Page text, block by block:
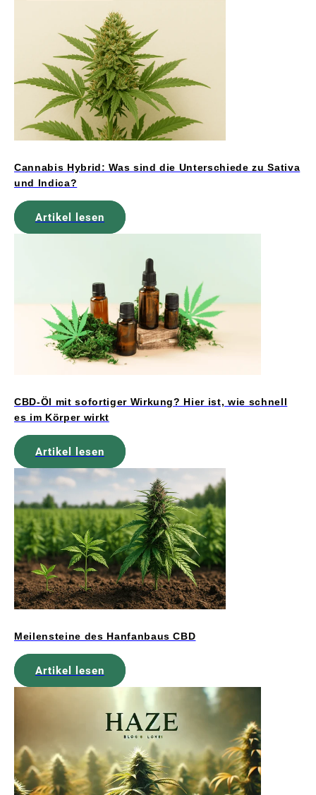
Cannabis Hybrid: Was sind die Unterschiede zu Sativa
und Indica?
Artikel lesen
CBD-Öl mit sofortiger Wirkung? Hier ist, wie schnell
es im Körper wirkt
Artikel lesen
Meilensteine des Hanfanbaus CBD
Artikel lesen